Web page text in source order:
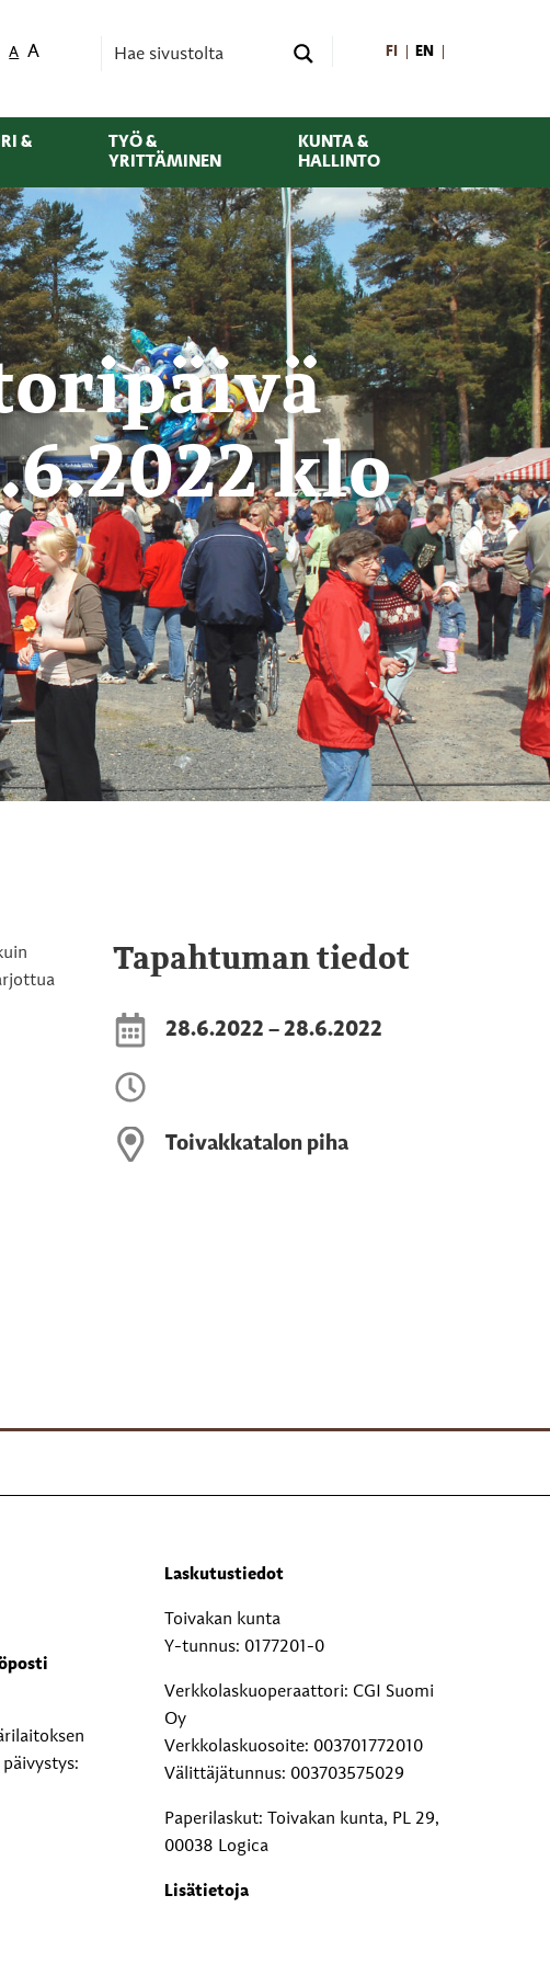
A A FI EN
&
TYÖ &
YRITTÄMINEN
KUNTA &
HALLINTO
klo
Tapahtuman tiedot
28.6.2022 – 28.6.2022
Toivakkatalon piha
Laskutustiedot
Toivakan kunta
Y-tunnus: 0177201-0
Verkkolaskuoperaattori: CGI Suomi
Oy
Verkkolaskuosoite: 003701772010
Välittäjätunnus: 003703575029
Paperilaskut: Toivakan kunta, PL 29,
00038 Logica
Lisätietoja